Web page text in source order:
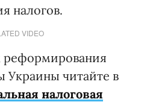
налогов.
VIDEO
реформирования
Украины читайте в
налоговая